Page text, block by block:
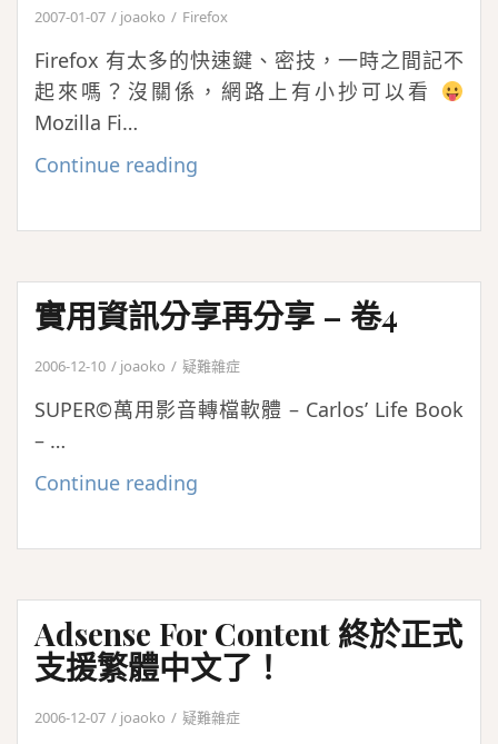
奇
的
2007-01-07 joaoko Firefox
Firefox 有太多的快速鍵、密技，一時之間記不
起來嗎？沒關係，網路上有小抄可以看
Mozilla Fi…
Continue reading
Cheat
實用資訊分享再分享 – 卷4
2006-12-10 joaoko 疑難雜症
SUPER©萬用影音轉檔軟體 – Carlos’ Life Book
– …
Continue reading
資
分
享
再
享
Adsense For Content 終於正式
支援繁體中文了！
2006-12-07 joaoko 疑難雜症